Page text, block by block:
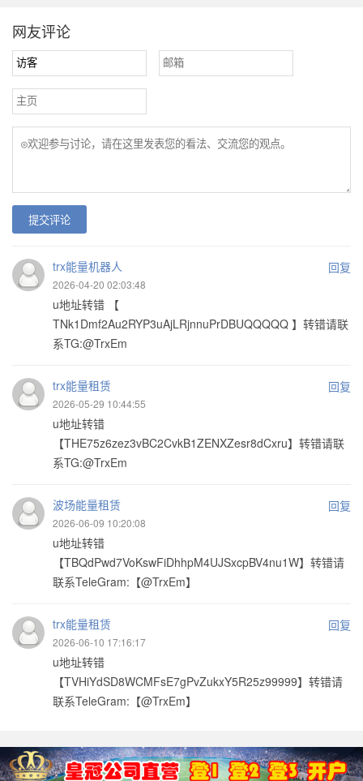
网友评论
提交评论
trx能量机器人 回复
2026-04-20 02:03:48
u地址转错 【
TNk1Dmf2Au2RYP3uAjLRjnnuPrDBUQQQQQ 】转错请联
系TG:@TrxEm
trx能量租赁 回复
2026-05-29 10:44:55
u地址转错
【THE75z6zez3vBC2CvkB1ZENXZesr8dCxru】转错请联
系TG:@TrxEm
波场能量租赁 回复
2026-06-09 10:20:08
u地址转错
【TBQdPwd7VoKswFiDhhpM4UJSxcpBV4nu1W】转错请
联系TeleGram:【@TrxEm】
trx能量租赁 回复
2026-06-10 17:16:17
u地址转错
【TVHiYdSD8WCMFsE7gPvZukxY5R25z99999】转错请
联系TeleGram:【@TrxEm】